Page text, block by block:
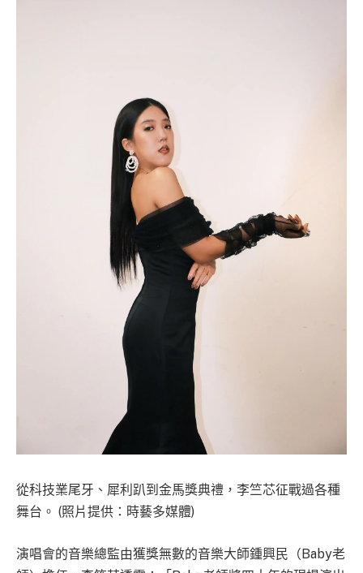
從科技業尾牙、犀利趴到金馬獎典禮，李竺芯征戰過各種
舞台。 (照片提供：時藝多媒體)
演唱會的音樂總監由獲獎無數的音樂大師鍾興民（Baby老